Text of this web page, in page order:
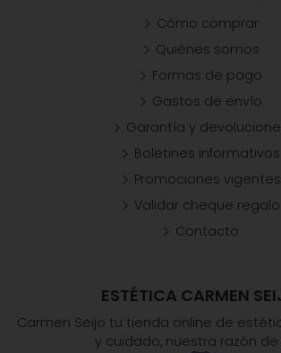
ESTÉTICA CARMEN
Carmen Seijo tu tienda online de
y cuidado, nuestra razón de
Cómo comprar
Quiénes somos
Formas de pago
Gastos de envío
Garantía y
Boletines informativos
Promociones vigentes
Validar cheque regalo
Contacto